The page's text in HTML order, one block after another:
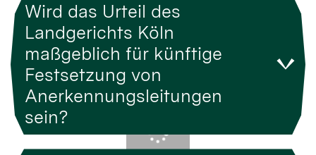
Wird das Urteil des
Landgerichts Köln
maßgeblich für künftige
Festsetzung von
Anerkennungsleitungen
sein?